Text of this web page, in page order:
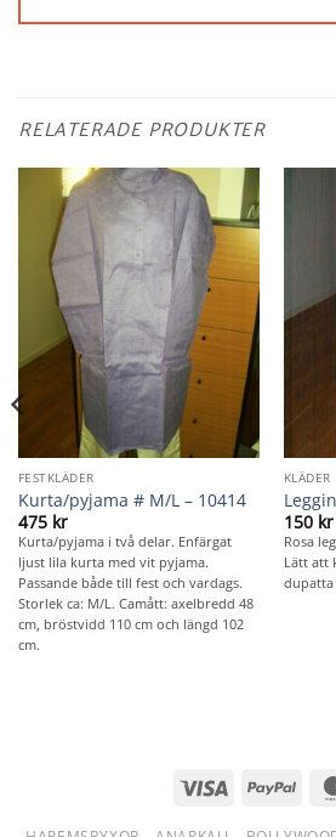
RELATERADE PRODUKTER
FESTKLÄDER
Kurta/pyjama # M/L – 10414
475 kr
Kurta/pyjama i två delar. Enfärgat
ljust lila kurta med vit pyjama.
Passande både till fest och vardags.
Storlek ca: M/L. Camått: axelbredd 48
cm, bröstvidd 110 cm och längd 102
cm.
KLÄDER
150 kr
Rosa
Lätt att
dupatta
Visa